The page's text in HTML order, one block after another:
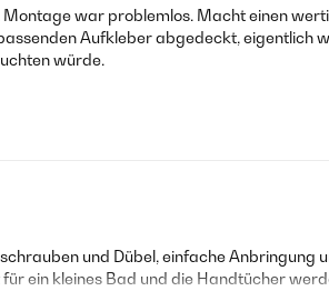
war problemlos. Macht einen
Aufkleber abgedeckt,
würde.
und Dübel, einfache
ein kleines Bad und die Handtücher